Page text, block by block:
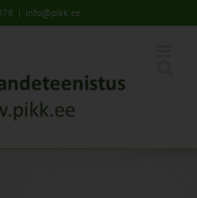
| info@pikk.ee